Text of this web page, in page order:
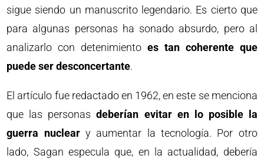
sigue siendo un manuscrito legendario. Es cierto que
para algunas personas ha sonado absurdo, pero al
analizarlo con detenimiento es tan coherente que
puede ser desconcertante.
El artículo fue redactado en 1962, en este se menciona
que las personasdeberían evitar en lo posible la
guerra nucleary aumentar la tecnología. Por otro
lado, Sagan especula que, en la actualidad, debería